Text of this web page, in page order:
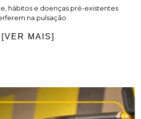
hábitos e doenças pré-existentes
na pulsação
[VER MAIS]